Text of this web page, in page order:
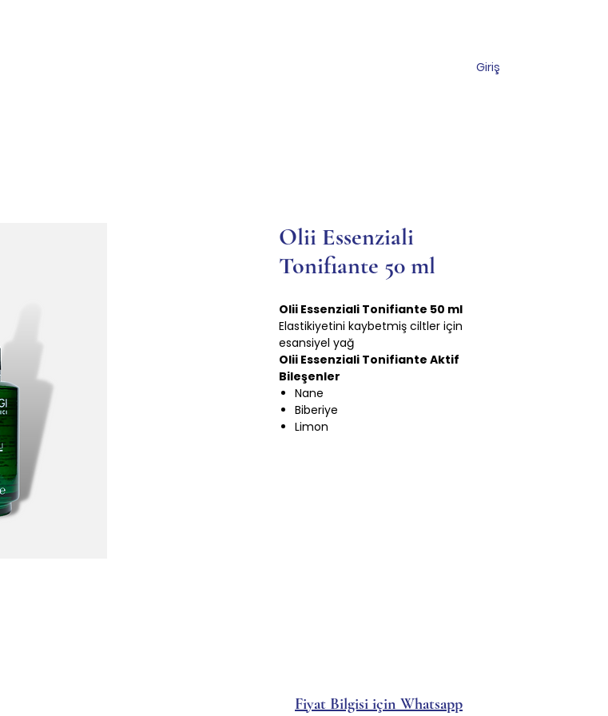
Giriş
Olii Essenziali
Tonifiante 50 ml
Olii Essenziali Tonifiante 50 ml
Elastikiyetini kaybetmiş ciltler için
esansiyel yağ
Olii Essenziali Tonifiante Aktif
Bileşenler
Nane
Biberiye
Limon
Fiyat Bilgisi için Whatsapp